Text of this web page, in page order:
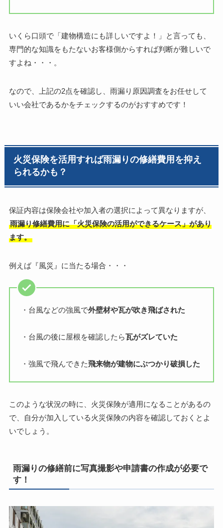
いくら口頭で「建物構造にも詳しいですよ！」と言っても、
専門的な知識をもたないお客様側からすれば判断が難しいで
すよね・・・。
なので、上記の2点を確認し、雨漏り原因調査をお任せして
いい会社であるかをチェックするのがおすすめです！
火災保険を活用すれば雨漏りの修繕費用を抑え
られるかも？
保証内容は保険会社や加入者の選択によって異なりますが、
雨漏り修繕費用に「火災保険の活用ができるケース」があり
ます。
例えば『風災』に当たる場合・・・
・台風などの強風で外壁材や瓦が吹き飛ばされた
・台風の後に屋根を確認したら瓦がズレていた
・強風で飛んできた飛来物が建物にぶつかり破損した
このような状況の時に、火災保険が適用になることがあるの
で、自分が加入している火災保険の内容を確認しておくとよ
いでしょう。
雨漏りの修繕前に写真撮影や申請書の作成が必要で
す！